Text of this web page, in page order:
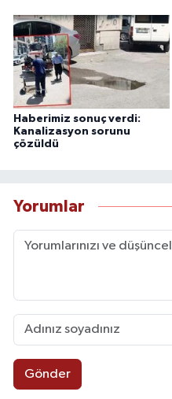
Haberimiz sonuç verdi:
Kanalizasyon sorunu
çözüldü
Yorumlar
Gönder